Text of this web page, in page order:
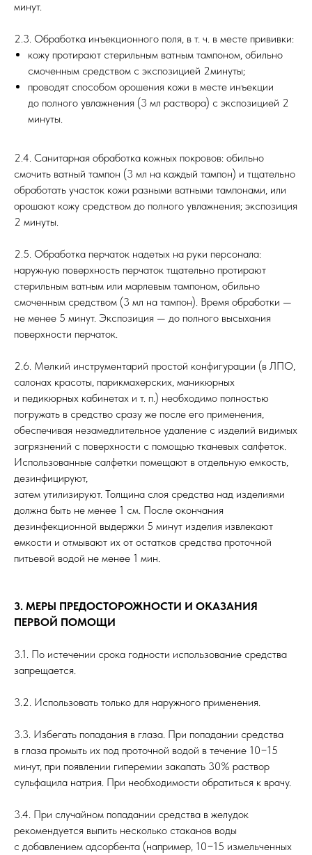
минут.
2.3. Обработка инъекционного поля, в т. ч. в месте прививки:
кожу протирают стерильным ватным тампоном, обильно
смоченным средством с экспозицией 2минуты;
проводят способом орошения кожи в месте инъекции
до полного увлажнения (3 мл раствора) с экспозицией 2
минуты.
2.4. Санитарная обработка кожных покровов: обильно
смочить ватный тампон (3 мл на каждый тампон) и тщательно
обработать участок кожи разными ватными тампонами, или
орошают кожу средством до полного увлажнения; экспозиция
2 минуты.
2.5. Обработка перчаток надетых на руки персонала:
наружную поверхность перчаток тщательно протирают
стерильным ватным или марлевым тампоном, обильно
смоченным средством (3 мл на тампон). Время обработки —
не менее 5 минут. Экспозиция — до полного высыхания
поверхности перчаток.
2.6. Мелкий инструментарий простой конфигурации (в ЛПО,
салонах красоты, парикмахерских, маникюрных
и педикюрных кабинетах и т. п.) необходимо полностью
погружать в средство сразу же после его применения,
обеспечивая незамедлительное удаление с изделий видимых
загрязнений с поверхности с помощью тканевых салфеток.
Использованные салфетки помещают в отдельную емкость,
дезинфицируют,
затем утилизируют. Толщина слоя средства над изделиями
должна быть не менее 1 см. После окончания
дезинфекционной выдержки 5 минут изделия извлекают
емкости и отмывают их от остатков средства проточной
питьевой водой не менее 1 мин.
3. МЕРЫ ПРЕДОСТОРОЖНОСТИ И ОКАЗАНИЯ
ПЕРВОЙ ПОМОЩИ
3.1. По истечении срока годности использование средства
запрещается.
3.2. Использовать только для наружного применения.
3.3. Избегать попадания в глаза. При попадании средства
в глаза промыть их под проточной водой в течение 10−15
минут, при появлении гиперемии закапать 30% раствор
сульфацила натрия. При необходимости обратиться к врачу.
3.4. При случайном попадании средства в желудок
рекомендуется выпить несколько стаканов воды
с добавлением адсорбента (например, 10−15 измельченных